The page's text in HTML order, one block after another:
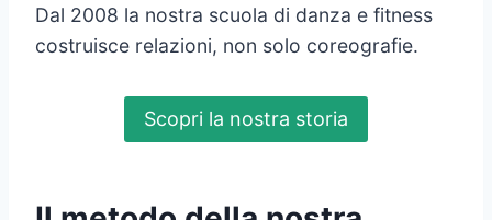
Dal 2008 la nostra scuola di danza e fitness
costruisce relazioni, non solo coreografie.
Scopri la nostra storia